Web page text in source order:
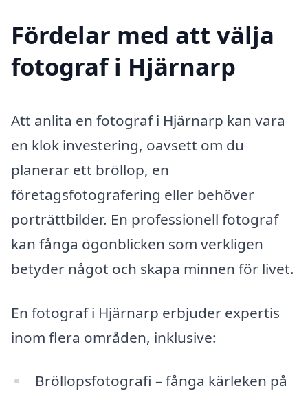
Fördelar med att välja
fotograf i Hjärnarp
Att anlita en fotograf i Hjärnarp kan vara
en klok investering, oavsett om du
planerar ett bröllop, en
företagsfotografering eller behöver
porträttbilder. En professionell fotograf
kan fånga ögonblicken som verkligen
betyder något och skapa minnen för livet.
En fotograf i Hjärnarp erbjuder expertis
inom flera områden, inklusive:
Bröllopsfotografi – fånga kärleken på